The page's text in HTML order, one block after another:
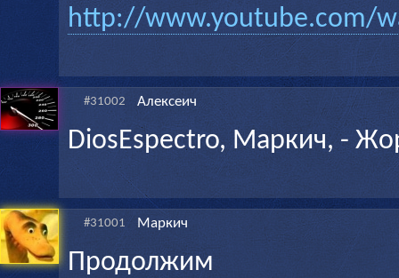
http://www.youtube.com/
#31002 Алексеич
DiosEspectro, Маркич, -
#31001 Маркич
Продолжим